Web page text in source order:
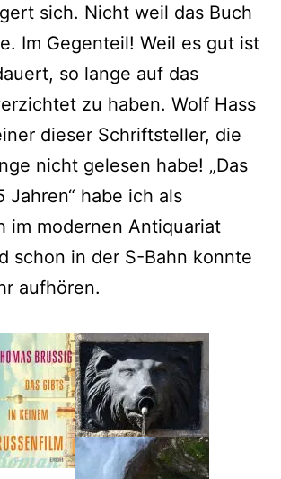
sich. Nicht weil das Buch
Im Gegenteil! Weil es gut ist
so lange auf das
zu haben. Wolf Hass
dieser Schriftsteller, die
nicht gelesen habe! „Das
Jahren“ habe ich als
im modernen Antiquariat
schon in der S-Bahn konnte
aufhören.